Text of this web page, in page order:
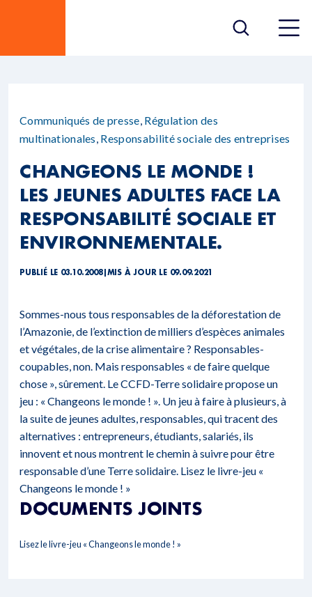
Communiqués de presse, Régulation des
multinationales, Responsabilité sociale des entreprises
CHANGEONS LE MONDE !
LES JEUNES ADULTES FACE LA
RESPONSABILITÉ SOCIALE ET
ENVIRONNEMENTALE.
PUBLIÉ LE 03.10.2008| MIS À JOUR LE 09.09.2021
Sommes-nous tous responsables de la déforestation de
l’Amazonie, de l’extinction de milliers d’espèces animales
et végétales, de la crise alimentaire ? Responsables-
coupables, non. Mais responsables « de faire quelque
chose », sûrement. Le CCFD-Terre solidaire propose un
jeu : « Changeons le monde ! ». Un jeu à faire à plusieurs, à
la suite de jeunes adultes, responsables, qui tracent des
alternatives : entrepreneurs, étudiants, salariés, ils
innovent et nous montrent le chemin à suivre pour être
responsable d’une Terre solidaire. Lisez le livre-jeu «
Changeons le monde ! »
DOCUMENTS JOINTS
Lisez le livre-jeu « Changeons le monde ! »